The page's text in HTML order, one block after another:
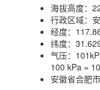
海拔高度：
行政区域：
经度：
纬度：
气压：
100 kPa =
安徽省合肥